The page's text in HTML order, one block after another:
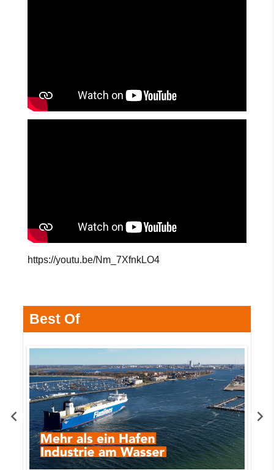
https://youtu.be/Nm_7XfnkLO4
Best Of